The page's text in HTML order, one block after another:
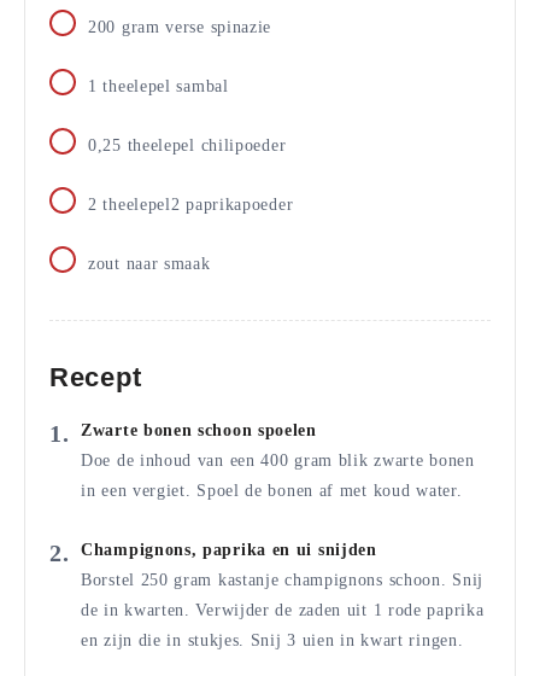
200 gram verse spinazie
1 theelepel sambal
0,25 theelepel chilipoeder
2 theelepel2 paprikapoeder
zout naar smaak
Recept
Zwarte bonen schoon spoelen
Doe de inhoud van een 400 gram blik zwarte bonen
in een vergiet. Spoel de bonen af met koud water.
Champignons, paprika en ui snijden
Borstel 250 gram kastanje champignons schoon. Snij
de in kwarten. Verwijder de zaden uit 1 rode paprika
en zijn die in stukjes. Snij 3 uien in kwart ringen.